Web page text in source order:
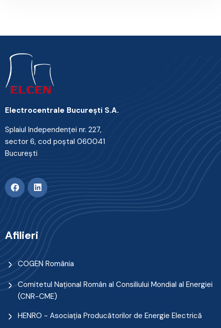
Electrocentrale Bucureşti S.A.
Splaiul Independenţei nr. 227,
sector 6, cod poştal 060041
Bucureşti
Afilieri
COGEN România
Comitetul Naţional Român al Consiliului Mondial al Energiei
(CNR-CME)
HENRO - Asociația Producătorilor de Energie Electrică